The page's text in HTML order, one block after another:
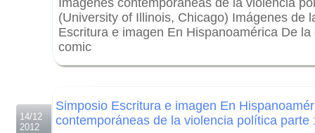
Imágenes contemporáneas de la violencia
(University of Illinois, Chicago) Imágenes de
Escritura e imagen En Hispanoamérica De
comic
14/12
2012
Simposio Escritura e imagen En
contemporáneas de la violencia política parte